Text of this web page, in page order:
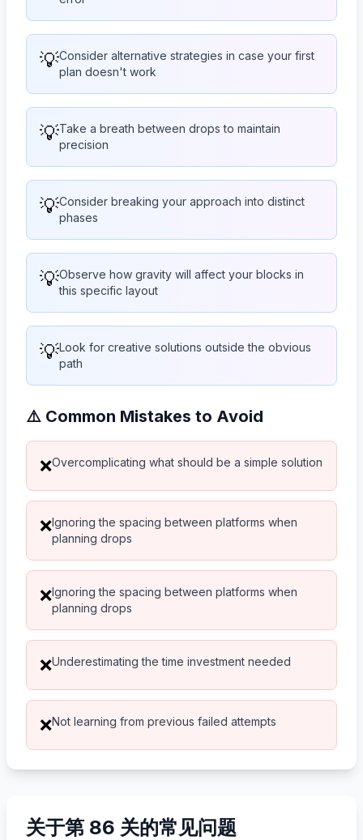
💡Consider alternative strategies in case your first
plan doesn't work
💡Take a breath between drops to maintain
precision
💡Consider breaking your approach into distinct
phases
💡Observe how gravity will affect your blocks in
this specific layout
💡Look for creative solutions outside the obvious
path
⚠️ Common Mistakes to Avoid
❌Overcomplicating what should be a simple solution
❌Ignoring the spacing between platforms when
planning drops
❌Ignoring the spacing between platforms when
planning drops
❌Underestimating the time investment needed
❌Not learning from previous failed attempts
关于第 86 关的常见问题